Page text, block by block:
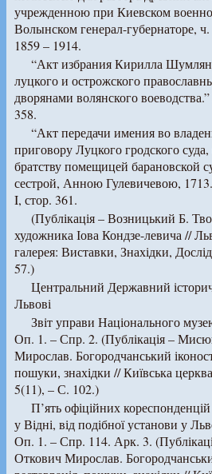
учрежденною при Киевском
Волынском генерал-губернаторе,
1859 – 1914.
“Акт избрания Кирилла
луцкого и острожского
дворянами волянского
358.
“Акт передачи имения во
приговору Луцкого гродского
братству помещицей барановской
сестрой, Анною Гулевичевою,
I, стор. 361.
(Публікація – Возницький Б.
художника Іова Кондзе-левича //
галерея: Виставки, Знахідки,
57.)
Центральний Державний
Львові
Звіт управи Національного
Оп. 1. – Спр. 2. (Публікація –
Мирослав. Богородчанський
пошуки, знахідки // Київська
5(11), – С. 102.)
П’ять офіційних
у Відні, від подібної установи у
Оп. 1. – Спр. 114. Арк. 3.
Откович Мирослав.